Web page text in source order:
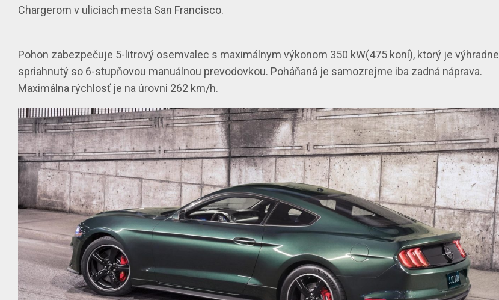
Chargerom v uliciach mesta San Francisco.
Pohon zabezpečuje 5-litrový osemvalec s maximálnym výkonom 350 kW(475 koní), ktorý je výhradne
spriahnutý so 6-stupňovou manuálnou prevodovkou. Poháňaná je samozrejme iba zadná náprava.
Maximálna rýchlosť je na úrovni 262 km/h.